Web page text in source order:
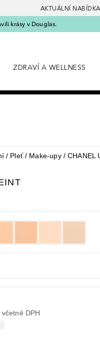
AKTUÁLNÍ NABÍDKA
krásy v Douglas.
ZDRAVÍ A WELLNESS
Pleť Make-upy CHANEL
včetně DPH